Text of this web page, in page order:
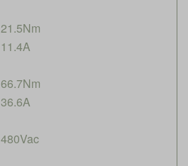
21.5Nm
11.4A
66.7Nm
36.6A
480Vac